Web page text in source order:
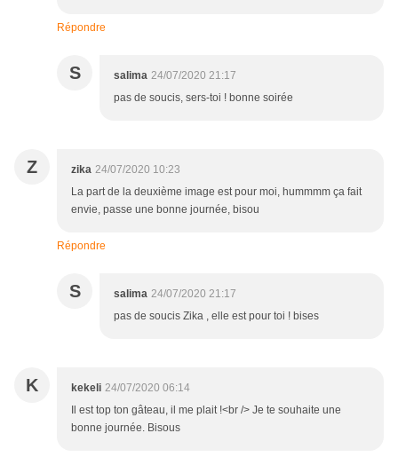
Répondre
S salima 24/07/2020 21:17
pas de soucis, sers-toi ! bonne soirée
Z zika 24/07/2020 10:23
La part de la deuxième image est pour moi, hummmm ça fait
envie, passe une bonne journée, bisou
Répondre
S salima 24/07/2020 21:17
pas de soucis Zika , elle est pour toi ! bises
K kekeli 24/07/2020 06:14
Il est top ton gâteau, il me plait !<br /> Je te souhaite une
bonne journée. Bisous